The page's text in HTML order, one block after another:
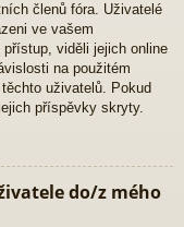
členů fóra. Uživatelé
ve vašem
viděli jejich online
na použitém
uživatelů. Pokud
příspěvky skryty.
do/z mého